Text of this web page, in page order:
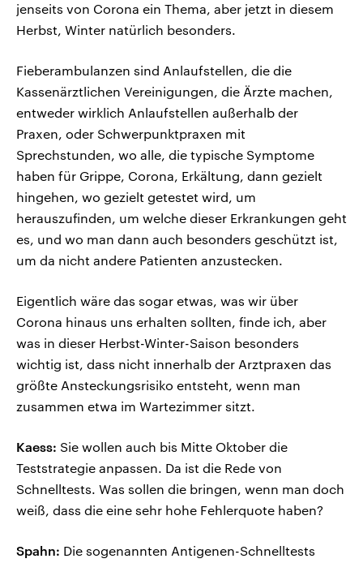
jenseits von Corona ein Thema, aber jetzt in diesem
Herbst, Winter natürlich besonders.
Fieberambulanzen sind Anlaufstellen, die die
Kassenärztlichen Vereinigungen, die Ärzte machen,
entweder wirklich Anlaufstellen außerhalb der
Praxen, oder Schwerpunktpraxen mit
Sprechstunden, wo alle, die typische Symptome
haben für Grippe, Corona, Erkältung, dann gezielt
hingehen, wo gezielt getestet wird, um
herauszufinden, um welche dieser Erkrankungen geht
es, und wo man dann auch besonders geschützt ist,
um da nicht andere Patienten anzustecken.
Eigentlich wäre das sogar etwas, was wir über
Corona hinaus uns erhalten sollten, finde ich, aber
was in dieser Herbst-Winter-Saison besonders
wichtig ist, dass nicht innerhalb der Arztpraxen das
größte Ansteckungsrisiko entsteht, wenn man
zusammen etwa im Wartezimmer sitzt.
Kaess: Sie wollen auch bis Mitte Oktober die
Teststrategie anpassen. Da ist die Rede von
Schnelltests. Was sollen die bringen, wenn man doch
weiß, dass die eine sehr hohe Fehlerquote haben?
Spahn: Die sogenannten Antigenen-Schnelltests